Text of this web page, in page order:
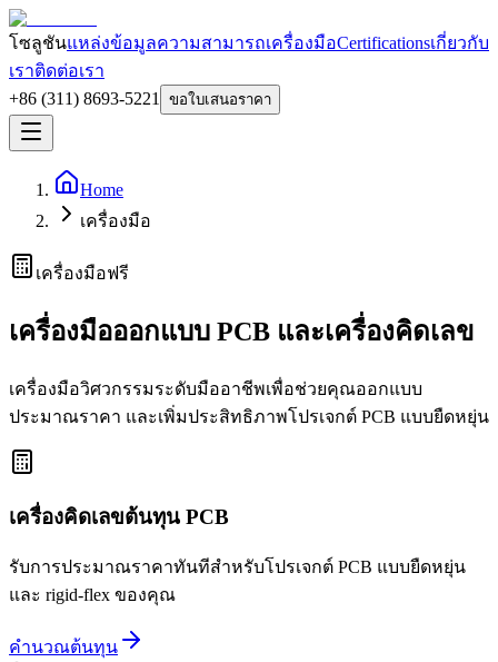
โซลูชันแหล่งข้อมูลความสามารถเครื่องมือCertificationsเกี่ยวกับ
เราติดต่อเรา
+86 (311) 8693-5221
ขอใบเสนอราคา
Home
เครื่องมือ
เครื่องมือฟรี
เครื่องมือออกแบบ PCB และเครื่องคิดเลข
เครื่องมือวิศวกรรมระดับมืออาชีพเพื่อช่วยคุณออกแบบ
ประมาณราคา และเพิ่มประสิทธิภาพโปรเจกต์ PCB แบบยืดหยุ่น
เครื่องคิดเลขต้นทุน PCB
รับการประมาณราคาทันทีสำหรับโปรเจกต์ PCB แบบยืดหยุ่น
และ rigid-flex ของคุณ
คำนวณต้นทุน